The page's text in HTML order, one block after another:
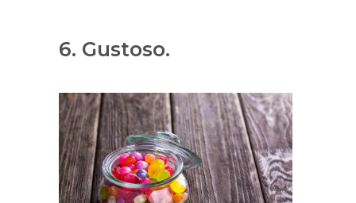
6. Gustoso.